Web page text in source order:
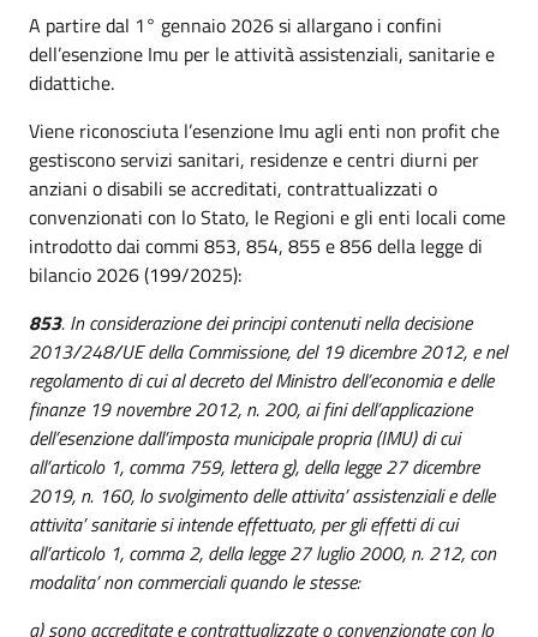
A partire dal 1° gennaio 2026 si allargano i confini
dell’esenzione Imu per le attività assistenziali, sanitarie e
didattiche.
Viene riconosciuta l’esenzione Imu agli enti non profit che
gestiscono servizi sanitari, residenze e centri diurni per
anziani o disabili se accreditati, contrattualizzati o
convenzionati con lo Stato, le Regioni e gli enti locali come
introdotto dai commi 853, 854, 855 e 856 della legge di
bilancio 2026 (199/2025):
853. In considerazione dei principi contenuti nella decisione
2013/248/UE della Commissione, del 19 dicembre 2012, e nel
regolamento di cui al decreto del Ministro dell’economia e delle
finanze 19 novembre 2012, n. 200, ai fini dell’applicazione
dell’esenzione dall’imposta municipale propria (IMU) di cui
all’articolo 1, comma 759, lettera g), della legge 27 dicembre
2019, n. 160, lo svolgimento delle attivita’ assistenziali e delle
attivita’ sanitarie si intende effettuato, per gli effetti di cui
all’articolo 1, comma 2, della legge 27 luglio 2000, n. 212, con
modalita’ non commerciali quando le stesse:
a) sono accreditate e contrattualizzate o convenzionate con lo